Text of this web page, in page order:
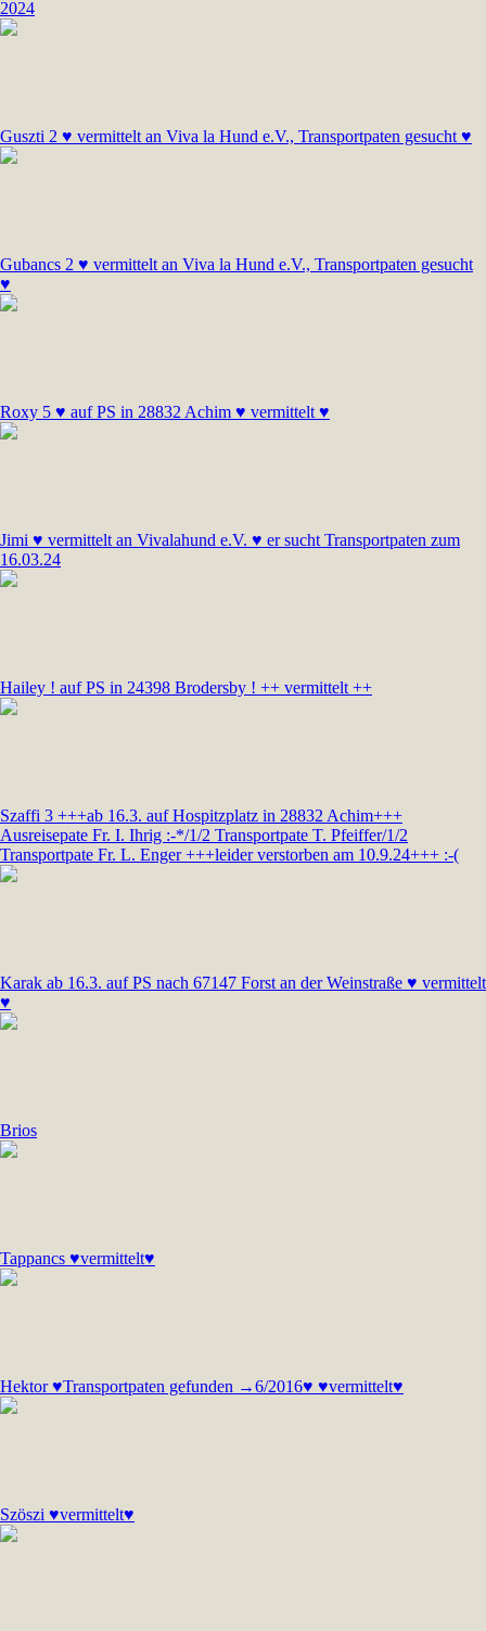
2024
Guszti 2 ♥ vermittelt an Viva la Hund e.V., Transportpaten gesucht ♥
Gubancs 2 ♥ vermittelt an Viva la Hund e.V., Transportpaten gesucht
♥
Roxy 5 ♥ auf PS in 28832 Achim ♥ vermittelt ♥
Jimi ♥ vermittelt an Vivalahund e.V. ♥ er sucht Transportpaten zum
16.03.24
Hailey ! auf PS in 24398 Brodersby ! ++ vermittelt ++
Szaffi 3 +++ab 16.3. auf Hospitzplatz in 28832 Achim+++
Ausreisepate Fr. I. Ihrig :-*/1/2 Transportpate T. Pfeiffer/1/2
Transportpate Fr. L. Enger +++leider verstorben am 10.9.24+++ :-(
Karak ab 16.3. auf PS nach 67147 Forst an der Weinstraße ♥ vermittelt
♥
Brios
Tappancs ♥vermittelt♥
Hektor ♥Transportpaten gefunden →6/2016♥ ♥vermittelt♥
Szöszi ♥vermittelt♥